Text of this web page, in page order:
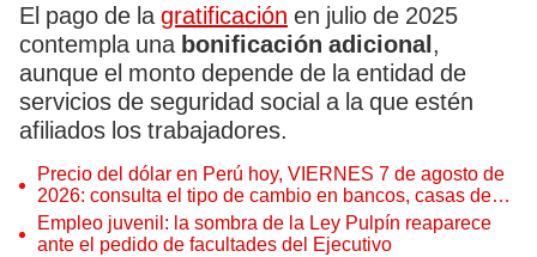
El pago de la gratificación en julio de 2025
contempla una bonificación adicional,
aunque el monto depende de la entidad de
servicios de seguridad social a la que estén
afiliados los trabajadores.
Precio del dólar en Perú hoy, VIERNES 7 de agosto de
2026: consulta el tipo de cambio en bancos, casas de
cambio y plataformas digitales
Empleo juvenil: la sombra de la Ley Pulpín reaparece
ante el pedido de facultades del Ejecutivo